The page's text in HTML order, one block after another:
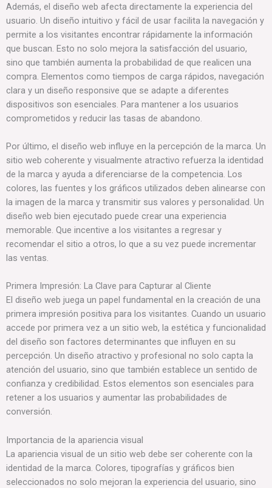
Además, el diseño web afecta directamente la experiencia del
usuario. Un diseño intuitivo y fácil de usar facilita la navegación y
permite a los visitantes encontrar rápidamente la información
que buscan. Esto no solo mejora la satisfacción del usuario,
sino que también aumenta la probabilidad de que realicen una
compra. Elementos como tiempos de carga rápidos, navegación
clara y un diseño responsive que se adapte a diferentes
dispositivos son esenciales. Para mantener a los usuarios
comprometidos y reducir las tasas de abandono.
Por último, el diseño web influye en la percepción de la marca. Un
sitio web coherente y visualmente atractivo refuerza la identidad
de la marca y ayuda a diferenciarse de la competencia. Los
colores, las fuentes y los gráficos utilizados deben alinearse con
la imagen de la marca y transmitir sus valores y personalidad. Un
diseño web bien ejecutado puede crear una experiencia
memorable. Que incentive a los visitantes a regresar y
recomendar el sitio a otros, lo que a su vez puede incrementar
las ventas.
Primera Impresión: La Clave para Capturar al Cliente
El diseño web juega un papel fundamental en la creación de una
primera impresión positiva para los visitantes. Cuando un usuario
accede por primera vez a un sitio web, la estética y funcionalidad
del diseño son factores determinantes que influyen en su
percepción. Un diseño atractivo y profesional no solo capta la
atención del usuario, sino que también establece un sentido de
confianza y credibilidad. Estos elementos son esenciales para
retener a los usuarios y aumentar las probabilidades de
conversión.
Importancia de la apariencia visual
La apariencia visual de un sitio web debe ser coherente con la
identidad de la marca. Colores, tipografías y gráficos bien
seleccionados no solo mejoran la experiencia del usuario, sino